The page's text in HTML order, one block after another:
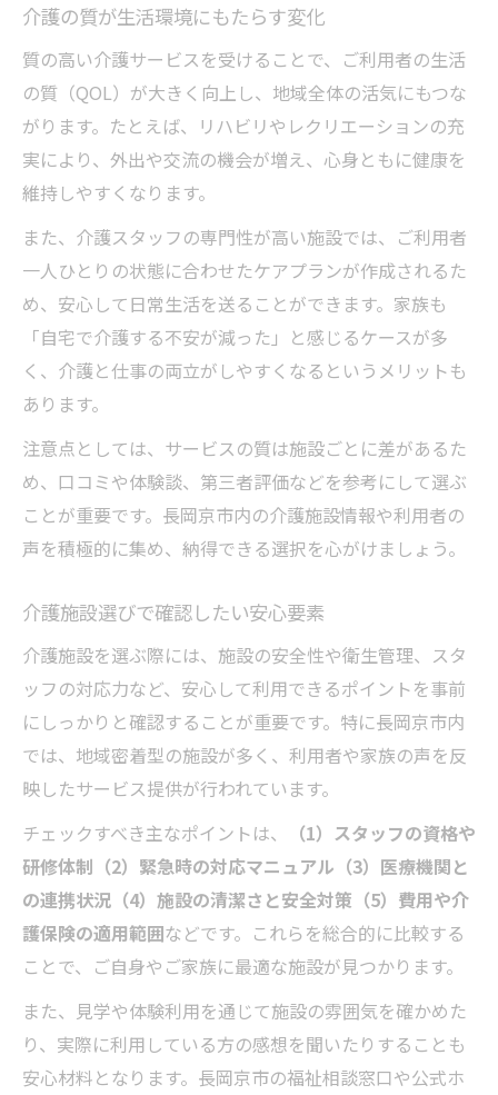
介護の質が生活環境にもたらす変化
質の高い介護サービスを受けることで、ご利用者の生活
の質（QOL）が大きく向上し、地域全体の活気にもつな
がります。たとえば、リハビリやレクリエーションの充
実により、外出や交流の機会が増え、心身ともに健康を
維持しやすくなります。
また、介護スタッフの専門性が高い施設では、ご利用者
一人ひとりの状態に合わせたケアプランが作成されるた
め、安心して日常生活を送ることができます。家族も
「自宅で介護する不安が減った」と感じるケースが多
く、介護と仕事の両立がしやすくなるというメリットも
あります。
注意点としては、サービスの質は施設ごとに差があるた
め、口コミや体験談、第三者評価などを参考にして選ぶ
ことが重要です。長岡京市内の介護施設情報や利用者の
声を積極的に集め、納得できる選択を心がけましょう。
介護施設選びで確認したい安心要素
介護施設を選ぶ際には、施設の安全性や衛生管理、スタ
ッフの対応力など、安心して利用できるポイントを事前
にしっかりと確認することが重要です。特に長岡京市内
では、地域密着型の施設が多く、利用者や家族の声を反
映したサービス提供が行われています。
チェックすべき主なポイントは、
（1）スタッフの資格や
研修体制（2）緊急時の対応マニュアル（3）医療機関と
の連携状況（4）施設の清潔さと安全対策（5）費用や介
護保険の適用範囲などです。これらを総合的に比較する
ことで、ご自身やご家族に最適な施設が見つかります。
また、見学や体験利用を通じて施設の雰囲気を確かめた
り、実際に利用している方の感想を聞いたりすることも
安心材料となります。長岡京市の福祉相談窓口や公式ホ